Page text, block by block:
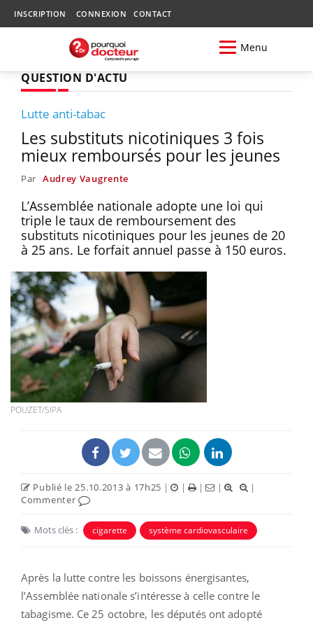
INSCRIPTION CONNEXION CONTACT
Menu
QUESTION D'ACTU
Lutte anti-tabac
Les substituts nicotiniques 3 fois
mieux remboursés pour les jeunes
Par Audrey Vaugrente
L’Assemblée nationale adopte une loi qui
triple le taux de remboursement des
substituts nicotiniques pour les jeunes de 20
à 25 ans. Le forfait annuel passe à 150 euros.
POUZET/SIPA
Publié le 25.10.2013 à 17h25 | | | |
|
Commenter
Mots clés : cigarette système cardiovasculaire
Après la lutte contre les boissons énergisantes,
l’Assemblée nationale s’intéresse à celle contre le
tabagisme. Ce 25 octobre, les députés ont adopté